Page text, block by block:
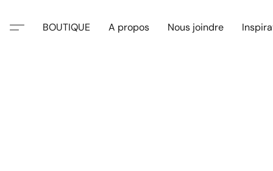
BOUTIQUE A propos Nous joindre